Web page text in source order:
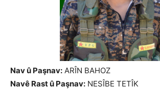
Nav û Paşnav: ARÎN BAHOZ
Navê Rast û Paşnav: NESÎBE TETÎK